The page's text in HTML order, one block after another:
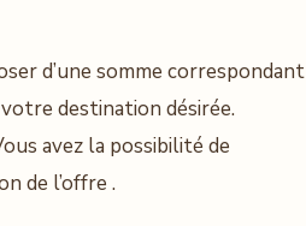
d’une somme correspondant
destination désirée.
avez la possibilité de
de l’offre .